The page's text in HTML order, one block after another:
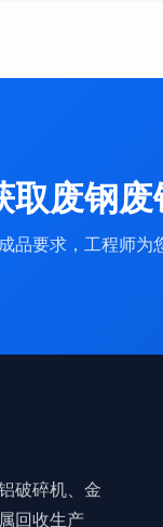
取废钢
品要求，工程师为
破碎机、金
回收生产